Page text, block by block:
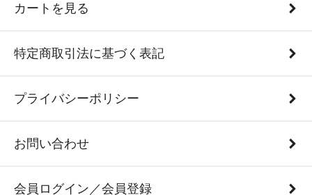
カートを見る
特定商取引法に基づく表記
プライバシーポリシー
お問い合わせ
会員ログイン／会員登録